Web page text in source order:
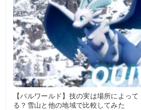
【パルワールド】技の実は場所によっ
る？雪山と他の地域で比較してみた